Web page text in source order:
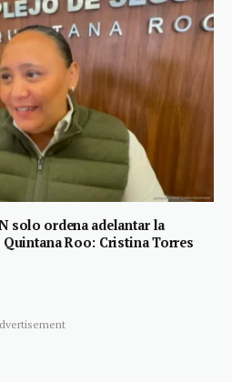
solo ordena adelantar la
Roo: Cristina Torres